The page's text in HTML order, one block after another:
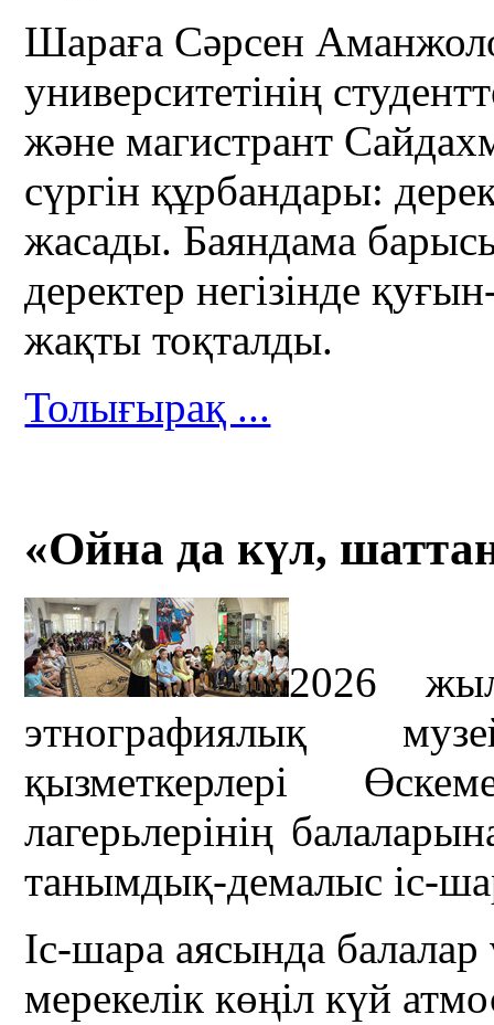
Шараға Сәрсен
университетінің
және магистрант
сүргін құрбандары:
жасады. Баяндама
деректер негізінде
жақты тоқталды.
Толығырақ ...
«Ойна да күл,
2026
этнографиялық
қызметкерлері
лагерьлерінің
танымдық-демалыс іс-
Іс-шара аясында
мерекелік көңіл күй